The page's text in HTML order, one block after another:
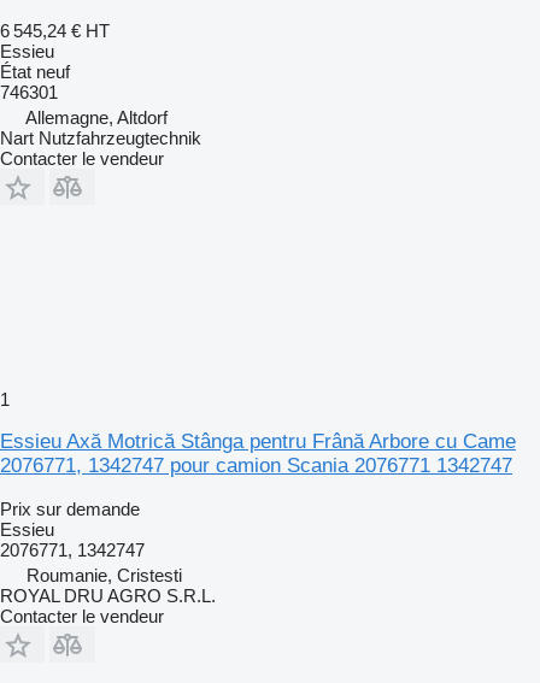
6 545,24 € HT
Essieu
État neuf
746301
Allemagne, Altdorf
Nart Nutzfahrzeugtechnik
Contacter le vendeur
1
Essieu Axă Motrică Stânga pentru Frână Arbore cu Came
2076771, 1342747 pour camion Scania 2076771 1342747
Prix sur demande
Essieu
2076771, 1342747
Roumanie, Cristesti
ROYAL DRU AGRO S.R.L.
Contacter le vendeur